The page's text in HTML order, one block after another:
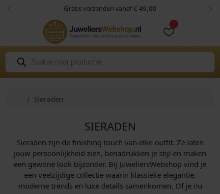
Skip to content
Skip to footer Gratis verzenden vanaf € 49,00
Vorige
P
o
d
HomeSieraden
SIERADEN
Sieraden zijn de finishing touch van elke outfit. Ze laten
jouw persoonlijkheid zien, benadrukken je stijl en maken
een gewone look bijzonder. Bij JuweliersWebshop vind je
een veelzijdige collectie waarin klassieke elegantie,
moderne trends en luxe details samenkomen. Of je nu